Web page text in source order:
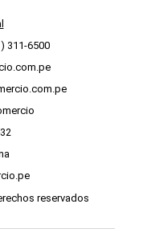
311-6500
reservados